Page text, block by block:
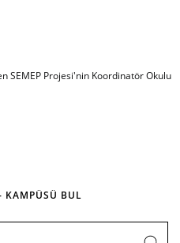
SEMEP Projesi'nin Koordinatör Okulu
KAMPÜSÜ BUL